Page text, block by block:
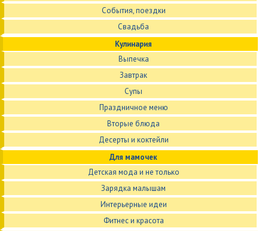
События, поездки
Свадьба
Кулинария
Выпечка
Завтрак
Супы
Праздничное меню
Вторые блюда
Десерты и коктейли
Для мамочек
Детская мода и не только
Зарядка малышам
Интерьерные идеи
Фитнес и красота